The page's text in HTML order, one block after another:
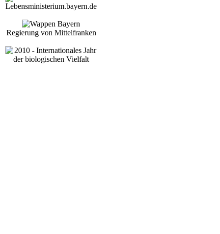
Regierung von Mittelfranken